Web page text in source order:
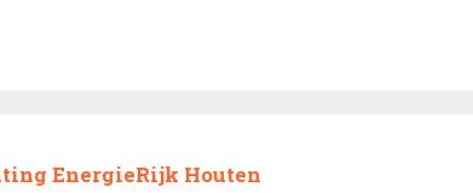
EnergieRijk Houten